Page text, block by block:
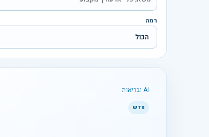
רמה
AI ובריאות
חדש